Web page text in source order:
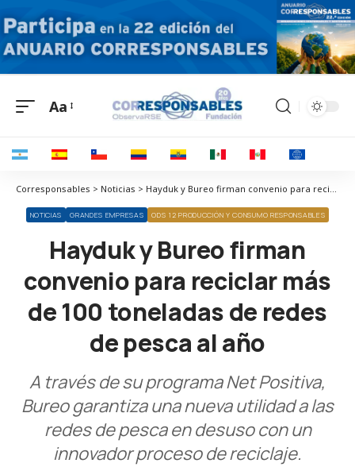
Aa
Corresponsables > Noticias > Hayduk y Bureo firman convenio para reciclar más de 100 toneladas de redes de pesca al año
NOTICIAS GRANDES EMPRESAS ODS 12 PRODUCCIÓN Y CONSUMO RESPONSABLES
Hayduk y Bureo firman
convenio para reciclar más
de 100 toneladas de redes
de pesca al año
A través de su programa Net Positiva,
Bureo garantiza una nueva utilidad a las
redes de pesca en desuso con un
innovador proceso de reciclaje.